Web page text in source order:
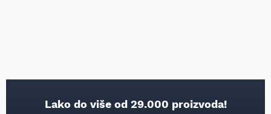
Lako do više od 29.000 proizvoda!